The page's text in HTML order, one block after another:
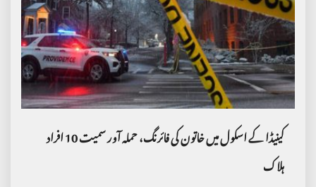
کینیڈا کے اسکول میں خاتون کی فائرنگ، حملہ آور سمیت 10 افراد
ہلاک